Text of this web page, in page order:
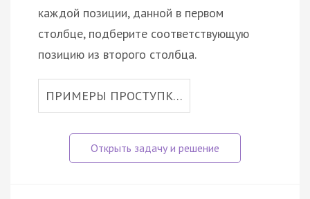
каждой позиции, данной в первом
столбце, подберите соответствующую
позицию из второго столбца.
ПРИМЕРЫ ПРОСТУПК…